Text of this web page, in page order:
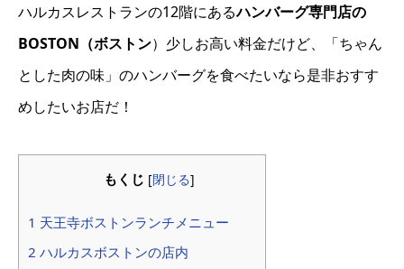
ハルカスレストランの12階にあるハンバーグ専門店の
BOSTON（ボストン）少しお高い料金だけど、「ちゃん
とした肉の味」のハンバーグを食べたいなら是非おすす
めしたいお店だ！
もくじ [閉じる]
1 天王寺ボストンランチメニュー
2 ハルカスボストンの店内